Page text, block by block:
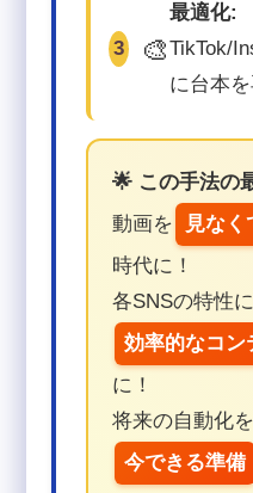
3 🎨
最適化:
TikTok/
に台本
🌟 この手法の
動画を
見なく
時代に！
各SNSの特性
効率的なコン
に！
将来の自動化
今できる準備